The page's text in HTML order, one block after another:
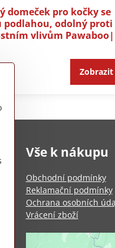
domeček pro kočky se
podlahou, odolný proti
vlivům Pawaboo|
Zobrazit
Vše k nákupu
Obchodní podmínky
Reklamační podmínky
Ochrana osobních
Vrácení zboží